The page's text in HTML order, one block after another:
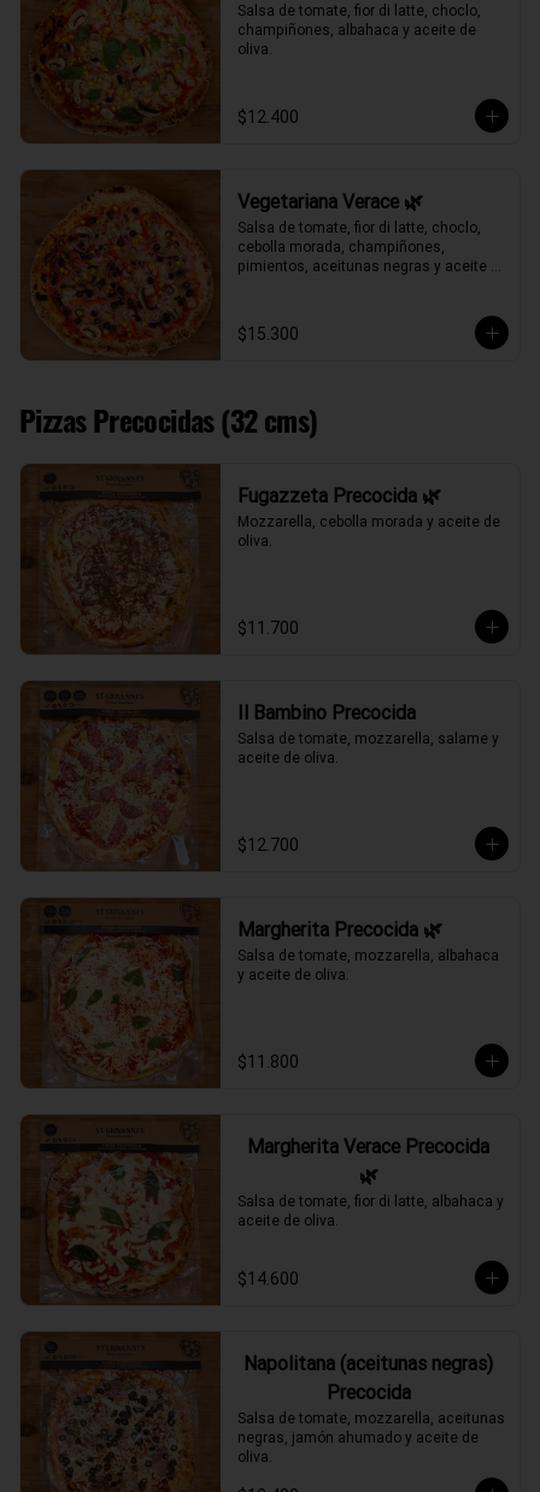
Salsa de tomate, fior di latte, choclo,
champiñones, albahaca y aceite de
oliva.
$12.400
Vegetariana Verace 🌿
Salsa de tomate, fior di latte, choclo,
cebolla morada, champiñones,
pimientos, aceitunas negras y aceite
$15.300
Pizzas Precocidas (32 cms)
Fugazzeta Precocida 🌿
Mozzarella, cebolla morada y aceite de
oliva.
$11.700
Il Bambino Precocida
Salsa de tomate, mozzarella, salame y
aceite de oliva.
$12.700
Margherita Precocida 🌿
Salsa de tomate, mozzarella, albahaca
y aceite de oliva.
$11.800
Margherita Verace Precocida
🌿
Salsa de tomate, fior di latte, albahaca y
aceite de oliva.
$14.600
Napolitana (aceitunas negras)
Precocida
Salsa de tomate, mozzarella, aceitunas
negras, jamón ahumado y aceite de
oliva.